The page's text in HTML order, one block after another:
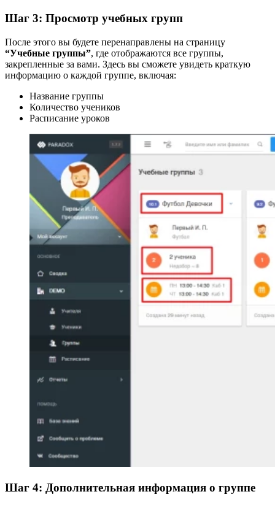
Шаг 3: Просмотр учебных групп
После этого вы будете перенаправлены на страницу
“Учебные группы”, где отображаются все группы,
закрепленные за вами. Здесь вы сможете увидеть краткую
информацию о каждой группе, включая:
Название группы
Количество учеников
Расписание уроков
Шаг 4: Дополнительная информация о группе